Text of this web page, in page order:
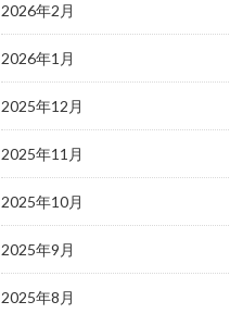
2026年2月
2026年1月
2025年12月
2025年11月
2025年10月
2025年9月
2025年8月